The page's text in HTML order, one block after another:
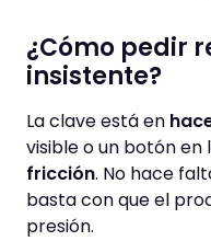
¿Cómo pedir
insistente?
La clave está en
visible o un botón en
fricción. No hace
basta con que el
presión.